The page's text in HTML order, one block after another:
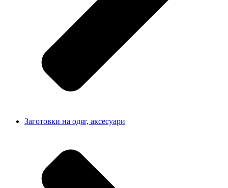
Заготовки на одяг, аксесуари